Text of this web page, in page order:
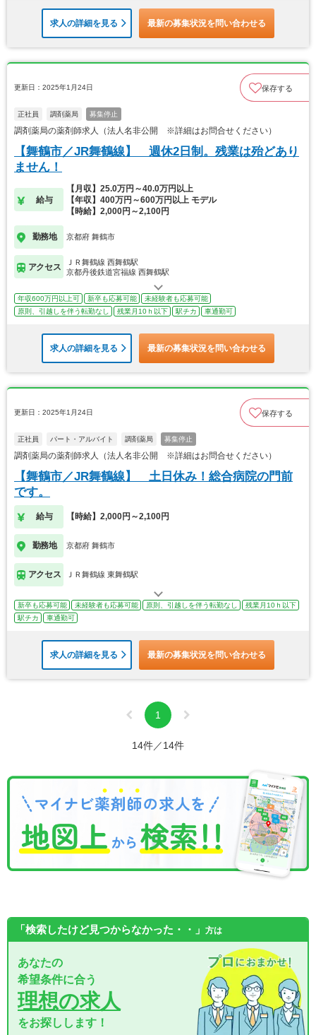
求人の詳細を見る 最新の募集状況を問い合わせる
更新日：2025年1月24日 保存する
正社員 調剤薬局 募集停止
調剤薬局の薬剤師求人（法人名非公開 ※詳細はお問合せください）
【舞鶴市／JR舞鶴線】 週休2日制。残業は殆どあり
ません！
給与
【月収】25.0万円～40.0万円以上
【年収】400万円～600万円以上 モデル
【時給】2,000円～2,100円
勤務地 京都府 舞鶴市
アクセス
ＪＲ舞鶴線 西舞鶴駅
京都丹後鉄道宮福線 西舞鶴駅
年収600万円以上可 新卒も応募可能
未経験者も応募可能
原則、引越しを伴う転勤なし
残業月10ｈ以下 駅チカ 車通勤可
求人の詳細を見る 最新の募集状況を問い合わせる
更新日：2025年1月24日 保存する
正社員 パート・アルバイト 調剤薬局 募集停止
調剤薬局の薬剤師求人（法人名非公開 ※詳細はお問合せください）
【舞鶴市／JR舞鶴線】 土日休み！総合病院の門前
です。
給与 【時給】2,000円～2,100円
勤務地 京都府 舞鶴市
アクセス ＪＲ舞鶴線 東舞鶴駅
新卒も応募可能 未経験者も応募可能 原則、引越しを伴う転勤なし
残業月10ｈ以下
駅チカ
車通勤可
求人の詳細を見る 最新の募集状況を問い合わせる
1
14件／14件
「検索したけど見つからなかった・・」 方は
あなたの
希望条件に合う
理想の求人
をお探しします！